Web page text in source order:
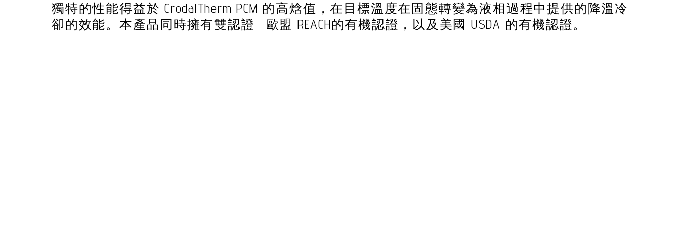
獨特的性能得益於 CrodalTherm PCM 的高焓值，在目標溫度在固態轉變為液相過程中提供的降溫冷
卻的效能。本產品同時擁有雙認證 : 歐盟 REACH的有機認證，以及美國 USDA 的有機認證。